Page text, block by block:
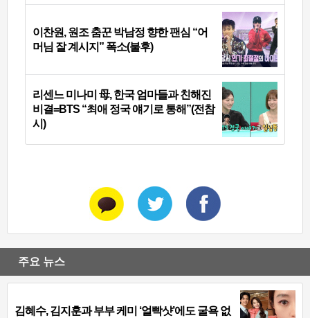
이찬원, 원조 춤꾼 박남정 향한 팬심 “어
머님 잘 계시지” 폭소(불후)
리센느 미나미 母, 한국 엄마들과 친해진
비결=BTS “최애 정국 얘기로 통해”(전참
시)
주요 뉴스
김혜수, 김지훈과 부부 케미 ‘얼빡샷’에도 굴욕 없